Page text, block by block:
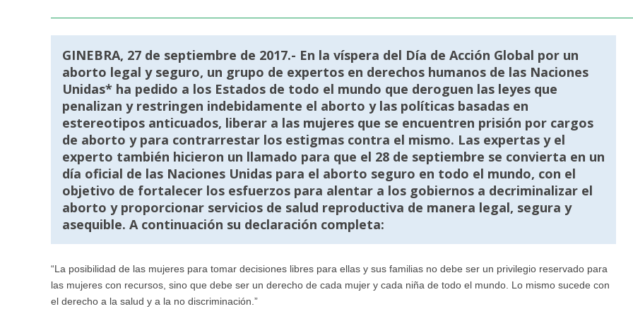
GINEBRA, 27 de septiembre de 2017.- En la víspera del Día de Acción Global por un
aborto legal y seguro, un grupo de expertos en derechos humanos de las Naciones
Unidas* ha pedido a los Estados de todo el mundo que deroguen las leyes que
penalizan y restringen indebidamente el aborto y las políticas basadas en
estereotipos anticuados, liberar a las mujeres que se encuentren prisión por cargos
de aborto y para contrarrestar los estigmas contra el mismo. Las expertas y el
experto también hicieron un llamado para que el 28 de septiembre se convierta en un
día oficial de las Naciones Unidas para el aborto seguro en todo el mundo, con el
objetivo de fortalecer los esfuerzos para alentar a los gobiernos a decriminalizar el
aborto y proporcionar servicios de salud reproductiva de manera legal, segura y
asequible. A continuación su declaración completa:
“La posibilidad de las mujeres para tomar decisiones libres para ellas y sus familias no debe ser un privilegio reservado para
las mujeres con recursos, sino que debe ser un derecho de cada mujer y cada niña de todo el mundo. Lo mismo sucede con
el derecho a la salud y a la no discriminación.”